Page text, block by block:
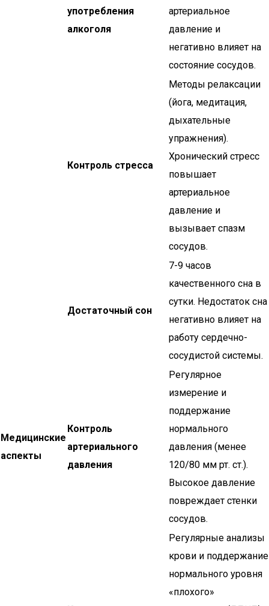
употребления
алкоголя
артериальное
давление и
негативно влияет на
состояние сосудов.
Контроль стресса
Методы релаксации
(йога, медитация,
дыхательные
упражнения).
Хронический стресс
повышает
артериальное
давление и
вызывает спазм
сосудов.
Достаточный сон
7-9 часов
качественного сна в
сутки. Недостаток сна
негативно влияет на
работу сердечно-
сосудистой системы.
Медицинские
аспекты
Контроль
артериального
давления
Регулярное
измерение и
поддержание
нормального
давления (менее
120/80 мм рт. ст.).
Высокое давление
повреждает стенки
сосудов.
Регулярные анализы
крови и поддержание
нормального уровня
«плохого»